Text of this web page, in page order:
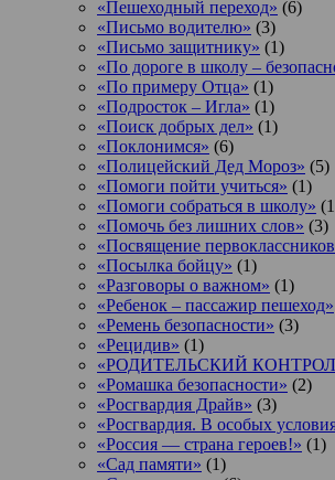
«Пешеходный переход» (6)
«Письмо водителю» (3)
«Письмо защитнику» (1)
«По дороге в школу –
«По примеру Отца» (1)
«Подросток ‒ Игла» (1)
«Поиск добрых дел» (1)
«Поклонимся» (6)
«Полицейский Дед Мороз» (5)
«Помоги пойти учиться» (1)
«Помоги собраться в школу»
«Помочь без лишних слов» (3)
«Посвящение
«Посылка бойцу» (1)
«Разговоры о важном» (1)
«Ребенок – пассажир пешеход»
«Ремень безопасности» (3)
«Рецидив» (1)
«РОДИТЕЛЬСКИЙ
«Ромашка безопасности» (2)
«Росгвардия Драйв» (3)
«Росгвардия. В особых
«Россия — страна героев!» (1)
«Сад памяти» (1)